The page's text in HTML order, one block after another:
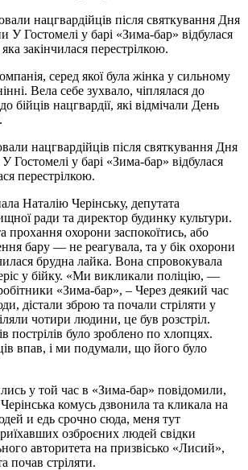
серед якої була жінка у сильному
Вела себе зухвало, чіплялася до
бійців нацгвардії, які відмічали День
Наталію Черінську, депутата
ради та директор будинку культури.
прохання охорони заспокоїтись, або
бару — не реагувала, та у бік охорони
брудна лайка. Вона спровокувала
у бійку. «Ми викликали поліцію, —
«Зима-бар», – Через деякий час
дістали зброю та почали стріляти у
чотири людини, це був розстріл.
пострілів було зроблено по хлопцях.
впав, і ми подумали, що його було
у той час в «Зима-бар» повідомили,
комусь дзвонила та кликала на
и едь срочно сюда, меня тут
озброєних людей свідки
авторитета на призвісько «Лисий»,
почав стріляти.